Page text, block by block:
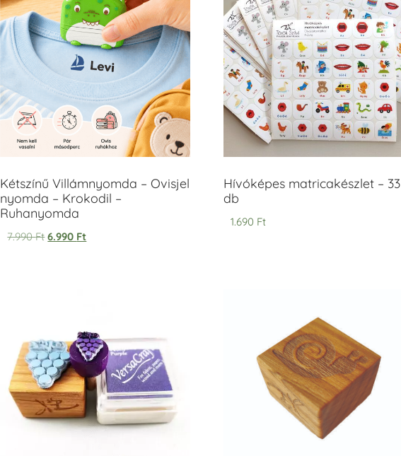
Kétszínű Villámnyomda – Ovisjel
nyomda – Krokodil –
Ruhanyomda
7.990Ft 6.990 Ft
Hívóképes matricakészlet – 33
db
1.690 Ft